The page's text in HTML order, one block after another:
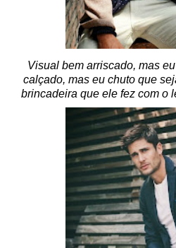
Visual bem arriscado, mas
calçado, mas eu chuto que
brincadeira que ele fez com o